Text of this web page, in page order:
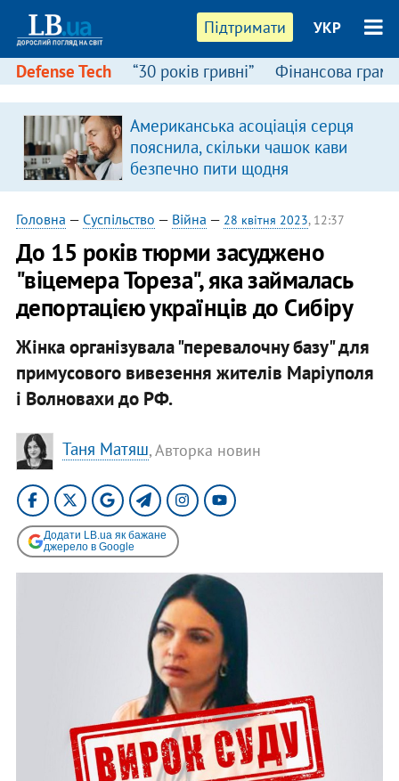
Підтримати УКР
Defense Tech “30 років гривні” Фінансова
Американська асоціація серця
пояснила, скільки чашок кави
безпечно пити щодня
Головна — Суспільство — Війна — 28 квітня 2023, 12:37
До 15 років тюрми засуджено
"віцемера Тореза", яка займалась
депортацією українців до Сибіру
Жінка організувала "перевалочну базу" для
примусового вивезення жителів Маріуполя
і Волновахи до РФ.
Таня Матяш, Авторка новин
Додати LB.ua як бажане
джерело в Google